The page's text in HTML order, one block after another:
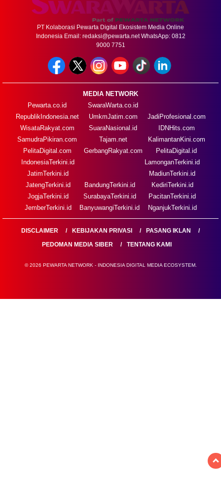
PT Kolaborasi Pewarta Digital Ekosistem Media Online
Indonesia Email: redaksi@pewarta.netWhatsApp: 0812
9000 7751
MEDIA NETWORK
Pewarta.co.id
RepublikIndonesia.net
WisataRakyat.com
SamudraPikiran.com
PelitaDigital.com
SwaraWarta.co.id
UmkmJatim.com
SuaraNasional.id
Tajam.net
GerbangRakyat.com
JadiProfesional.com
IDNHits.com
KalimantanKini.com
PelitaDigital.id
IndonesiaTerkini.id
JatimTerkini.id
JatengTerkini.id
JogjaTerkini.id
JemberTerkini.id
BandungTerkini.id
SurabayaTerkini.id
BanyuwangiTerkini.id
LamonganTerkini.id
MadiunTerkini.id
KediriTerkini.id
PacitanTerkini.id
NganjukTerkini.id
DISCLAIMER KEBIJAKAN PRIVASI
PASANG IKLAN
PEDOMAN MEDIA SIBER
TENTANG KAMI
© 2026 PEWARTA NETWORK - INDONESIA DIGITAL MEDIA ECOSYSTEM.